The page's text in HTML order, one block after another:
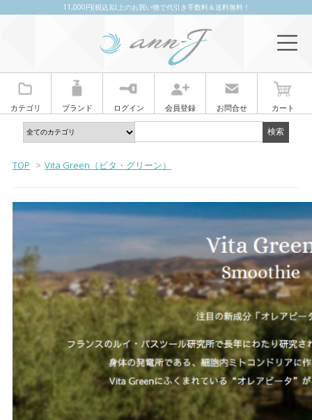
11,000円(税込)以上のお買い物で代引き手数料＆送料無料！
カテゴリ ブランド ログイン 会員登録 お問合せ カート
TOP > Vita Green（ビタ・グリーン）